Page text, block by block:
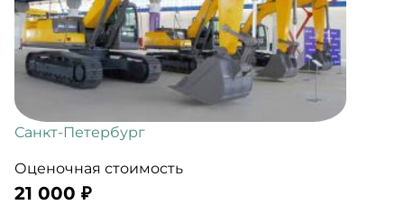
Санкт-Петербург
Оценочная стоимость
21 000 ₽